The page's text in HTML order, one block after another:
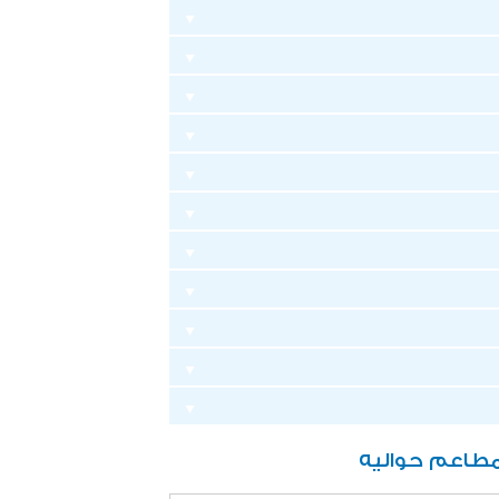
حواليه